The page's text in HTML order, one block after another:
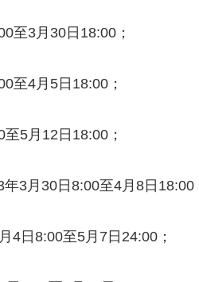
至3月30日18:00；
至4月5日18:00；
5月12日18:00；
3月30日8:00至4月8日18:00
4日8:00至5月7日24:00；